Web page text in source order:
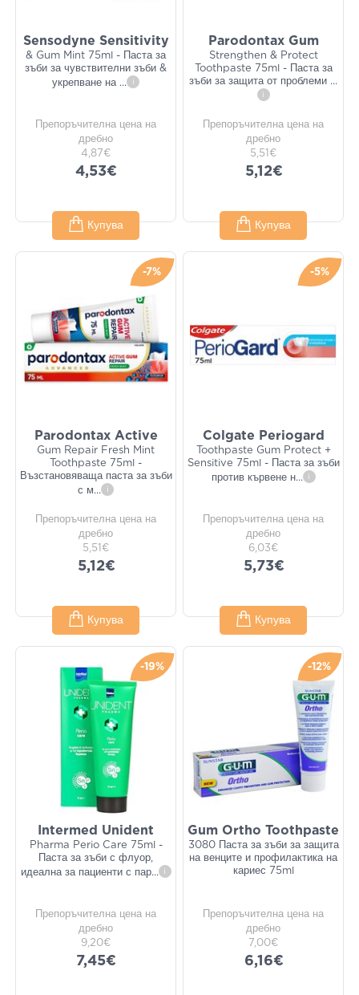
Sensodyne Sensitivity
& Gum Mint 75ml - Паста за
зъби за чувствителни зъби &
укрепване на ... i
Препоръчителна цена на
дребно
4,87€
4,53€
Купува
Parodontax Gum
Strengthen & Protect
Toothpaste 75ml - Паста за
зъби за защита от проблеми ...
i
Препоръчителна цена на
дребно
5,51€
5,12€
Купува
-7%
Parodontax Active
Gum Repair Fresh Mint
Toothpaste 75ml -
Възстановяваща паста за зъби
с м... i
Препоръчителна цена на
дребно
5,51€
5,12€
Купува
-5%
Colgate Periogard
Toothpaste Gum Protect +
Sensitive 75ml - Паста за зъби
против кървене н... i
Препоръчителна цена на
дребно
6,03€
5,73€
Купува
-19%
Intermed Unident
Pharma Perio Care 75ml -
Паста за зъби с флуор,
идеална за пациенти с пар... i
Препоръчителна цена на
дребно
9,20€
7,45€
-12%
Gum Ortho Toothpaste
3080 Паста за зъби за защита
на венците и профилактика на
кариес 75ml
Препоръчителна цена на
дребно
7,00€
6,16€